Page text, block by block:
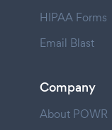
HIPAA Forms
Email Blast
Company
About POWR